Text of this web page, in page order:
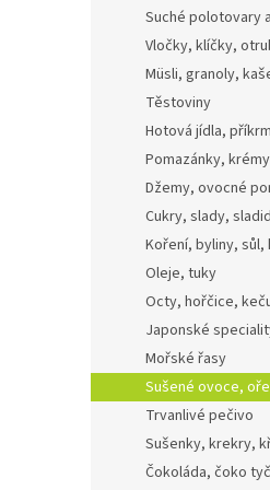
Suché polotovary
Vločky, klíčky,
Müsli, granoly,
Těstoviny
Hotová jídla,
Pomazánky,
Džemy, ovocné
Cukry, slady,
Koření, byliny, sůl,
Oleje, tuky
Octy, hořčice,
Japonské
Mořské řasy
Sušené ovoce,
Trvanlivé pečivo
Sušenky, krekry,
Čokoláda, čoko